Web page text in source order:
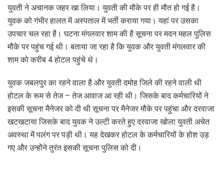
युवती ने अचानक जहर खा लिया। युवती की मौके पर ही मौत हो गई है।
युवक को गंभीर हालत में अस्पताल में भर्ती कराया गया। यहां पर उसका
उपचार चल रहा है। घटना मंगलवार शाम की है सूचना पर मदन महल पुलिस
मौके पर पहुंच गई थी। बताया जा रहा है कि युवक और युवती मंगलवार की
शाम को करीब 4 होटल पहुंचे थे।
युवक जबलपुर का रहने वाला है और युवती दमोह जिले की रहने वाली थी
होटल के रूम से तेज – तेज आवाज आ रही थी। जिसके बाद कर्मचारियों ने
इसकी सूचना मैनेजर को दी थी सूचना पर मैनेजर मौके पर पहुंचा और दरवाजा
खटखटाया जिसके बाद युवक ने उल्टी करते हुए दरवाजा खोला युवती अचेत
अवस्था में पलंग पर पड़ी थी। यह देखकर होटल के कर्मचारियों के होश उड़
गए और उन्होंने तुरंत इसकी सूचना पुलिस को दी।